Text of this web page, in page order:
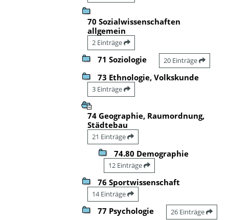
70 Sozialwissenschaften
allgemein
2 Einträge
71 Soziologie 20 Einträge
73 Ethnologie, Volkskunde
3 Einträge
74 Geographie, Raumordnung,
Städtebau
21 Einträge
74.80 Demographie
12 Einträge
76 Sportwissenschaft
14 Einträge
77 Psychologie 26 Einträge